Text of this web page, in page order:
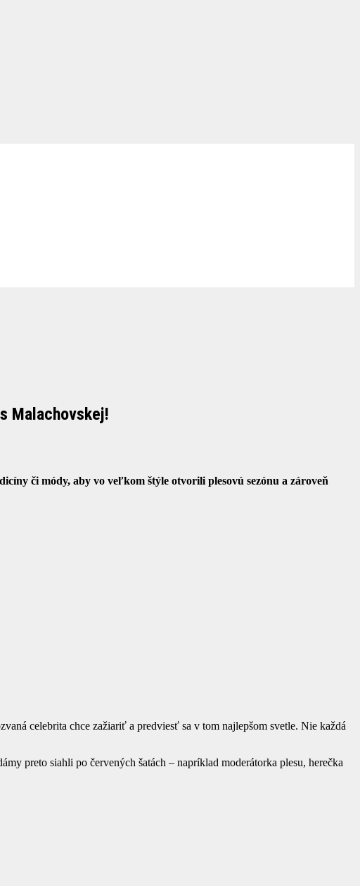
Malachovskej!
či módy, aby vo veľkom štýle otvorili plesovú sezónu a zároveň
celebrita chce zažiariť a predviesť sa v tom najlepšom svetle. Nie každá
preto siahli po červených šatách – napríklad moderátorka plesu, herečka